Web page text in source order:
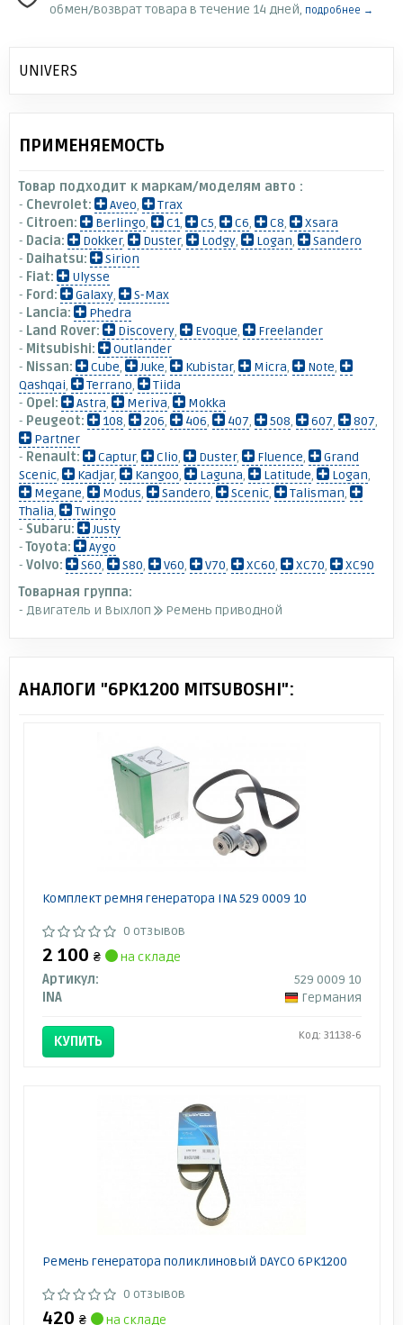
обмен/возврат товара в течение 14 дней, подробнее →
UNIVERS
ПРИМЕНЯЕМОСТЬ
Товар подходит к маркам/моделям авто :
- Chevrolet: Aveo,
Trax
- Citroen: Berlingo, C1, C5, C6, C8,
Xsara
- Dacia: Dokker, Duster, Lodgy, Logan,
Sandero
- Daihatsu:
Sirion
- Fiat:
Ulysse
- Ford: Galaxy,
S-Max
- Lancia:
Phedra
- Land Rover: Discovery, Evoque,
Freelander
- Mitsubishi:
Outlander
- Nissan: Cube, Juke, Kubistar, Micra, Note,
Qashqai, Terrano,
Tiida
- Opel: Astra, Meriva,
Mokka
- Peugeot: 108, 206, 406, 407, 508, 607, 807,
Partner
- Renault: Captur, Clio, Duster, Fluence,
Grand
Scenic, Kadjar, Kangoo, Laguna, Latitude, Logan,
Megane, Modus, Sandero, Scenic, Talisman,
Thalia,
Twingo
- Subaru:
Justy
-Toyota:
Aygo
- Volvo: S60, S80, V60, V70, XC60, XC70,
XC90
Товарная группа:
- Двигатель и Выхлоп
Ремень приводной
АНАЛОГИ "6PK1200 MITSUBOSHI":
Комплект ремня генератора INA 529 0009 10
0 отзывов
2 100 ₴
на складе
Артикул:
529 0009 10
INA
Германия
КУПИТЬ Код: 31138-6
Ремень генератора поликлиновый DAYCO 6PK1200
0 отзывов
420 ₴ на складе